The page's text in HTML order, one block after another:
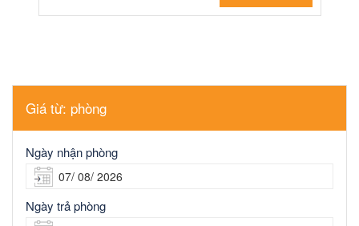
Giá từ: phòng
Ngày nhận phòng
Ngày trả phòng